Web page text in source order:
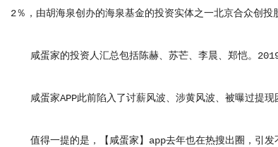
2％，由胡海泉创办的海泉基金的投资实体之一北京合众创
咸蛋家的投资人汇总包括陈赫、苏芒、李晨、郑恺。2019
咸蛋家APP此前陷入了讨薪风波、涉黄风波、被曝过提现
值得一提的是，【咸蛋家】app去年也在热搜出圈，引发